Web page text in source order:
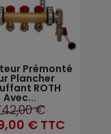
Prémonté
Plancher
ROTH
Avec...
€
€TTC